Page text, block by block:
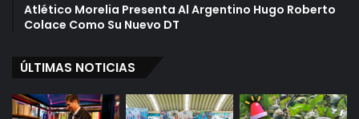
Atlético Morelia Presenta Al Argentino Hugo Roberto
Colace Como Su Nuevo DT
ÚLTIMAS NOTICIAS